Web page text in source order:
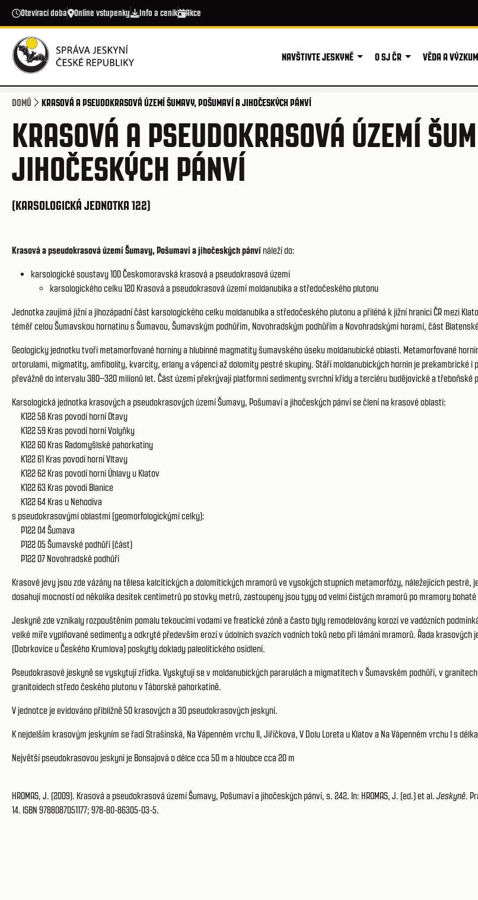
Přejít k hlavnímu obsahu
Otevírací doba Online vstupenky Info a ceník Akce
NAVŠTIVTE JESKYNĚ O SJ ČR VĚDA A VÝZKUM
DOMŮ KRASOVÁ A PSEUDOKRASOVÁ ÚZEMÍ ŠUMAVY, POŠUMAVÍ A JIHOČESKÝCH PÁNVÍ
KRASOVÁ A PSEUDOKRASOVÁ ÚZEMÍ
JIHOČESKÝCH PÁNVÍ
(KARSOLOGICKÁ JEDNOTKA 122)
Krasová a pseudokrasová území Šumavy, Pošumaví a jihočeských pánví náleží do:
karsologické soustavy 100Českomoravská krasová a pseudokrasová území
karsologického celku 120 Krasová a pseudokrasová území moldanubika a středočeského plutonu
Jednotka zaujímá jižní a jihozápadní část karsologického celku moldanubika a středočeského plutonu a přiléhá k jižní hranici ČR mezi
téměř celou Šumavskou hornatinu s Šumavou, Šumavským podhůřím, Novohradským podhůřím a Novohradskými horami, část
Geologicky jednotku tvoří metamorfované horniny a hlubinné magmatity šumavského úseku moldanubické oblasti. Metamorfované
ortorulami, migmatity, amfibolity, kvarcity, erlany a vápenci až dolomity pestré skupiny. Stáří moldanubických hornin je prekambrické
převážně do intervalu 380–320 milionů let. Část území překrývají platformní sedimenty svrchní křídy a terciéru budějovické a
Karsologická jednotka krasových a pseudokrasových území Šumavy, Pošumaví a jihočeských pánví se člení na krasové oblasti:
K122 58 Kras povodí horní Otavy
K122 59 Kras povodí horní Volyňky
K122 60 Kras Radomyšlské pahorkatiny
K122 61 Kras povodí horní Vltavy
K122 62 Kras povodí horní Úhlavy u Klatov
K122 63 Kras povodí Blanice
K122 64 Kras u Nehodiva
s pseudokrasovými oblastmi (geomorfologickými celky):
P122 04 Šumava
P122 05 Šumavské podhůří (část)
P122 07 Novohradské podhůří
Krasové jevy jsou zde vázány na tělesa kalcitických a dolomitických mramorů ve vysokých stupních metamorfózy, náležejících pestré,
dosahují mocností od několika desítek centimetrů po stovky metrů, zastoupeny jsou typy od velmi čistých mramorů po mramory
Jeskyně zde vznikaly rozpouštěním pomalu tekoucími vodami ve freatické zóně a často byly remodelovány korozí ve vadózních
velké míře vyplňované sedimenty a odkryté především erozí v údolních svazích vodních toků nebo při lámání mramorů. Řada
(Dobrkovice u Českého Krumlova) poskytly doklady paleolitického osídlení.
Pseudokrasové jeskyně se vyskytují zřídka. Vyskytují se v moldanubických pararulách a migmatitech v Šumavském podhůří, v
granitoidech středo českého plutonu v Táborské pahorkatině.
V jednotce je evidováno přibližně 50 krasových a 30 pseudokrasových jeskyní.
K nejdelším krasovým jeskyním se řadí Strašínská, Na Vápenném vrchu II, Jiříčkova, V Dolu Loreta u Klatov a Na Vápenném vrchu I s
Největší pseudokrasovou jeskyní je Bonsajová o délce cca 50 m a hloubce cca 20 m
HROMAS, J. (2009). Krasová a pseudokrasová území Šumavy, Pošumaví a jihočeských pánví, s. 242. In: HROMAS, J. (ed.) et al.Jeskyně.
14. ISBN 9788087051177; 978-80-86305-03-5.